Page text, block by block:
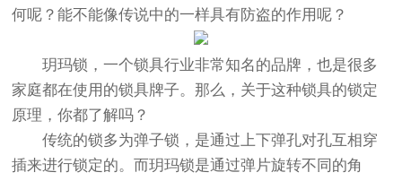
何呢？能不能像传说中的一样具有防盗的作用呢？
玥玛锁，一个锁具行业非常知名的品牌，也是很多
家庭都在使用的锁具牌子。那么，关于这种锁具的锁定
原理，你都了解吗？
传统的锁多为弹子锁，是通过上下弹孔对孔互相穿
插来进行锁定的。而玥玛锁是通过弹片旋转不同的角